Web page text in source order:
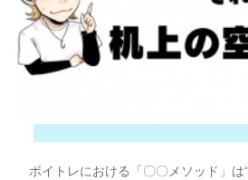
ボイトレにおける「〇〇メソッド」は